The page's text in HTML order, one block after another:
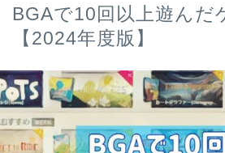
BGAで10回以上遊んだ
【2024年度版】